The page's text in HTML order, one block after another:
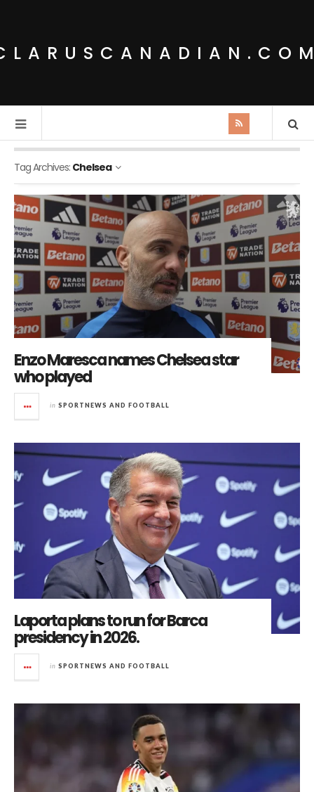
Tag Archives: Chelsea
Enzo Maresca names Chelsea star
who played
in SPORTNEWS AND FOOTBALL
Laporta plans to run for Barca
presidency in 2026.
in SPORTNEWS AND FOOTBALL